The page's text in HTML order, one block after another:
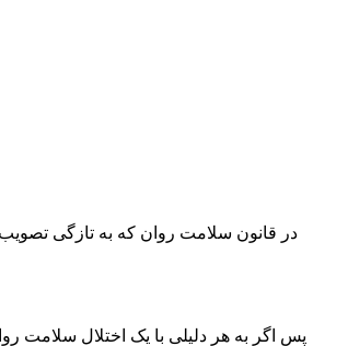
در قانون سلامت روان که به تازگی
پس اگر به هر دلیلی با یک اختلال سلامت